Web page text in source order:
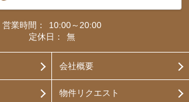
営業時間：
10:00～20:00
定休日：
無
会社概要
物件リクエスト